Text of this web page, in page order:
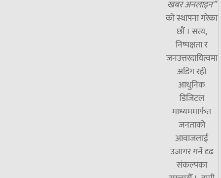
खबर अनलाइन”
को स्थापना गरेका
छौं । सत्य,
निष्पक्षता र
जनउत्तरदायित्वमा
अडिग रही
आधुनिक
डिजिटल
माध्यममार्फत
जनताको
आवाजलाई
उजागर गर्ने दृढ
संकल्पका